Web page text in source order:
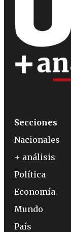
Secciones
Nacionales
+ análisis
Política
Economía
Mundo
País